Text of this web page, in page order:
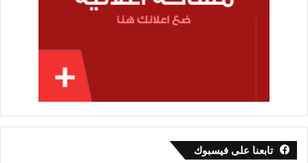
تابعنا على فيسبوك